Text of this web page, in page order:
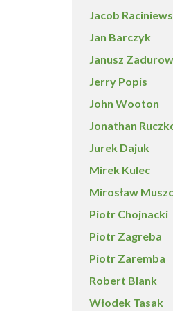
Jacob
Jan Barczyk
Janusz
Jerry Popis
John Wooton
Jonathan
Jurek Dajuk
Mirek Kulec
Mirosław
Piotr Chojnacki
Piotr Zagreba
Piotr Zaremba
Robert Blank
Włodek Tasak